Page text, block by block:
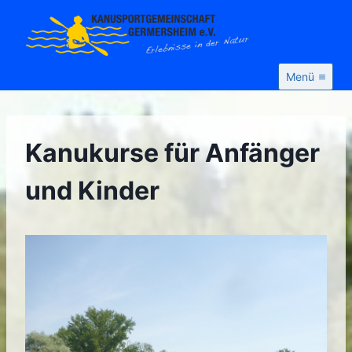
Inhalt
springen
Menü
Kanukurse für Anfänger
und Kinder